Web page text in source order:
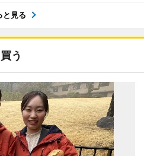
と見る
買う